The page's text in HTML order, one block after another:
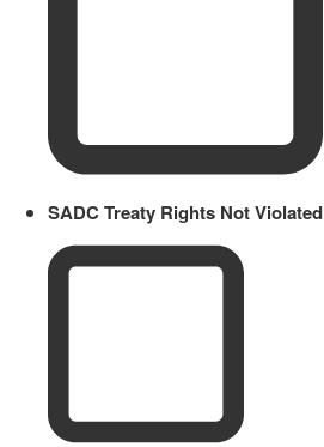
SADC Treaty Rights Not Violated